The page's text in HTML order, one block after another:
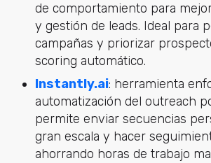
de comportamiento para
y gestión de leads. Ideal para
campañas y priorizar
scoring automático.
Instantly.ai: herramienta
automatización del outreach
permite enviar secuencias
gran escala y hacer
ahorrando horas de trabajo